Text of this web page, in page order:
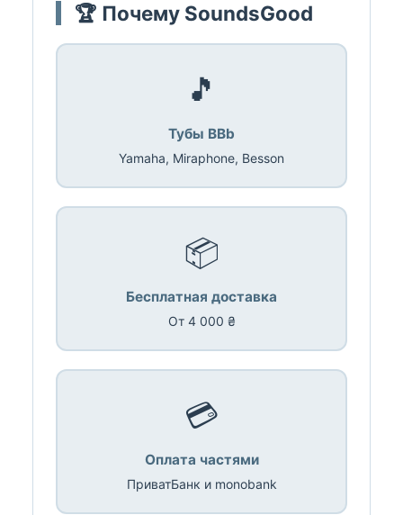
🏆 Почему SoundsGood
🎵
Тубы BBb
Yamaha, Miraphone, Besson
📦
Бесплатная доставка
От 4 000 ₴
💳
Оплата частями
ПриватБанк и monobank